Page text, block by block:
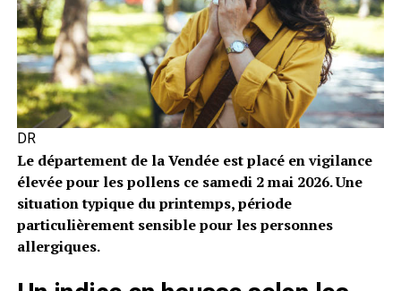
DR
Le département de la Vendée est placé en vigilance
élevée pour les pollens ce samedi 2 mai 2026. Une
situation typique du printemps, période
particulièrement sensible pour les personnes
allergiques.